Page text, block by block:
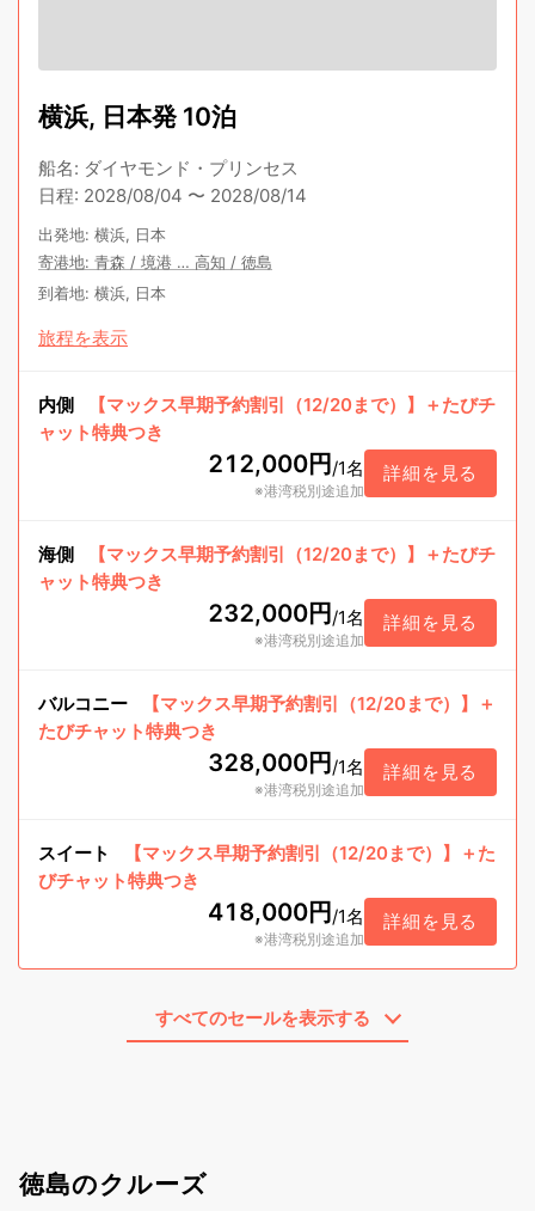
横浜, 日本発 10泊
船名: ダイヤモンド・プリンセス
日程: 2028/08/04 〜 2028/08/14
出発地: 横浜, 日本
寄港地: 青森 / 境港 … 高知 / 徳島
到着地: 横浜, 日本
旅程を表示
内側
【マックス早期予約割引（12/20まで）】＋たびチ
ャット特典つき
212,000円/1名
※港湾税別途追加
詳細を見る
海側
【マックス早期予約割引（12/20まで）】＋たびチ
ャット特典つき
232,000円/1名
※港湾税別途追加
詳細を見る
バルコニー
【マックス早期予約割引（12/20まで）】＋
たびチャット特典つき
328,000円/1名
※港湾税別途追加
詳細を見る
スイート
【マックス早期予約割引（12/20まで）】＋た
びチャット特典つき
418,000円/1名
※港湾税別途追加
詳細を見る
すべてのセールを表示する
徳島のクルーズ